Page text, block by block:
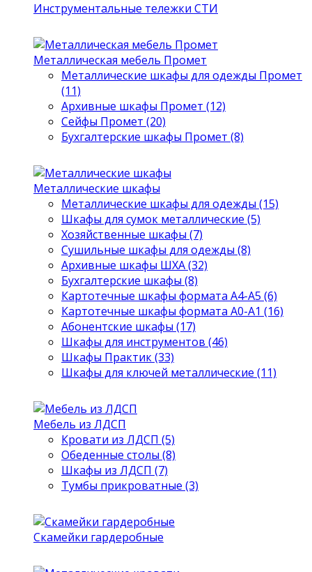
Инструментальные тележки СТИ
Металлическая мебель Промет
Металлические шкафы для одежды Промет
(11)
Архивные шкафы Промет (12)
Сейфы Промет (20)
Бухгалтерские шкафы Промет (8)
Металлические шкафы
Металлические шкафы для одежды (15)
Шкафы для сумок металлические (5)
Хозяйственные шкафы (7)
Сушильные шкафы для одежды (8)
Архивные шкафы ШХА (32)
Бухгалтерские шкафы (8)
Картотечные шкафы формата А4-А5 (6)
Картотечные шкафы формата А0-А1 (16)
Абонентские шкафы (17)
Шкафы для инструментов (46)
Шкафы Практик (33)
Шкафы для ключей металлические (11)
Мебель из ЛДСП
Кровати из ЛДСП (5)
Обеденные столы (8)
Шкафы из ЛДСП (7)
Тумбы прикроватные (3)
Скамейки гардеробные